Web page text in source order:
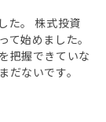
た。 株式投資
始めました。
把握できていな
ないです。